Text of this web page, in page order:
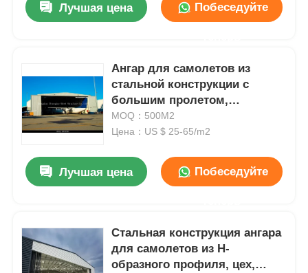
Лучшая цена Побеседуйте
Ангар для самолетов из
стальной конструкции с
большим пролетом,
терминал, тяжелая стальная
конструкция
MOQ：500M2
Цена：US $ 25-65/m2
Лучшая цена Побеседуйте
Стальная конструкция ангара
для самолетов из Н-
образного профиля, цех,